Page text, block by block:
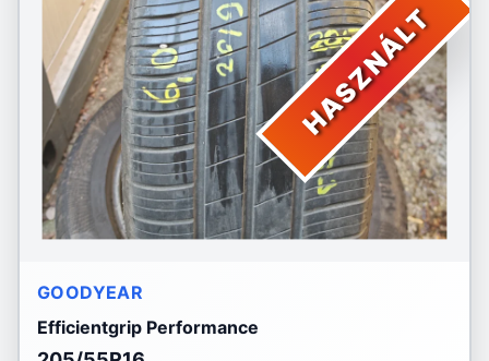
HASZNÁLT
GOODYEAR
Efficientgrip Performance